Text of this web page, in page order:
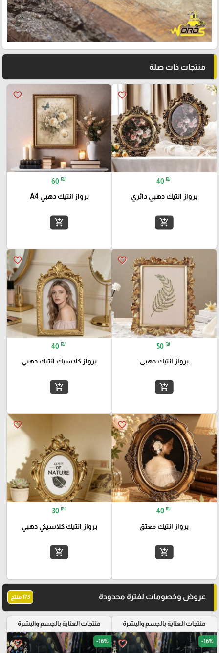
منتجات ذات صلة
favorite_border
40 ₪
برواز انتيك دهبي دائري
add_shopping_cart
favorite_border
60 ₪
برواز انتيك دهبي A4
add_shopping_cart
favorite_border
50 ₪
برواز انتيك دهبي
add_shopping_cart
favorite_border
40 ₪
برواز كلاسيك انتيك دهبي
add_shopping_cart
favorite_border
40 ₪
برواز انتيك معتق
add_shopping_cart
favorite_border
30 ₪
برواز انتيك كلاسيكي دهبي
add_shopping_cart
عروض وخصومات لفترة محدودة 173 منتج
منتجات العناية بالجسم والبشرة
favorite_border -16%
منتجات العناية بالجسم والبشرة
favorite_border -16%